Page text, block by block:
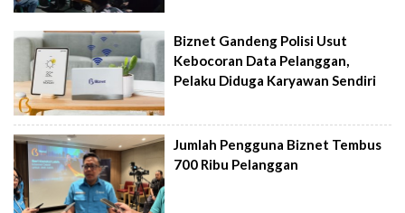
Biznet Gandeng Polisi Usut
Kebocoran Data Pelanggan,
Pelaku Diduga Karyawan Sendiri
Jumlah Pengguna Biznet Tembus
700 Ribu Pelanggan